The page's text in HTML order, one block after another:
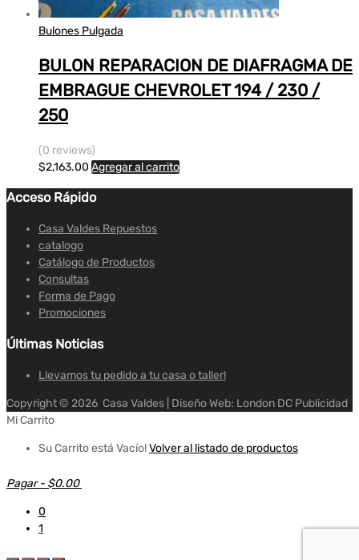
Bulones Pulgada
BULON REPARACION DE DIAFRAGMA DE
EMBRAGUE CHEVROLET 194 / 230 /
250
(0 reviews)
$2,163.00 Agregar al carrito
Acceso Rápido
Casa Valdes Repuestos
catalogo
Catálogo de Productos
Consultas
Forma de Pago
Promociones
Últimas Noticias
Llevamos tu pedido a tu casa o taller!
Copyright © 2026 Casa Valdes | Diseño Web: London DC Publicidad
Mi Carrito
Su Carrito está Vacío!Volver al listado de productos
Pagar - $0.00
0
1